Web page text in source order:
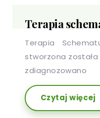
podejrzany lub
Terapia
Terapia
stworzona
zdiagnozowano
najczęściej
zaburzeniami
Czytaj więcej